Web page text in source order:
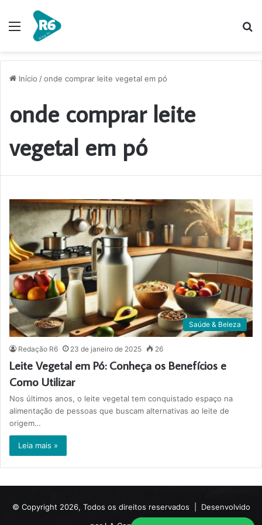
Menu
Início /onde comprar leite vegetal em pó
onde comprar leite
vegetal em pó
Saúde & Beleza
Redação R6 23 de janeiro de 2025 26
Leite Vegetal em Pó: Conheça os Benefícios e
Como Utilizar
Nos últimos anos, o leite vegetal tem conquistado espaço na
alimentação de pessoas que buscam alternativas ao leite de
origem…
Leia mais »
© Copyright 2026, Todos os direitos reservados | Desenvolvido